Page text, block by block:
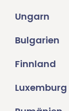
Ungarn
Bulgarien
Finnland
Luxemburg